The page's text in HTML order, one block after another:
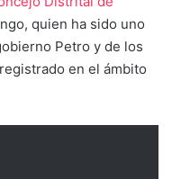
quien ha sido uno
Petro y de los
en el ámbito